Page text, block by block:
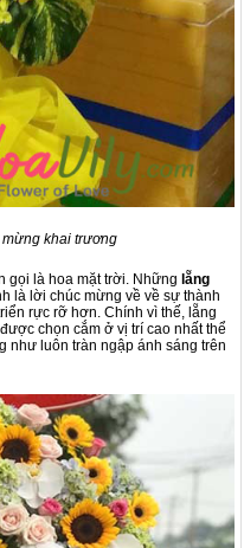
khai trương
gọi là hoa mặt trời. Những lẵng
là lời chúc mừng về về sự thành
rực rỡ hơn. Chính vì thế, lẵng
chọn cắm ở vị trí cao nhất thể
như luôn tràn ngập ánh sáng trên